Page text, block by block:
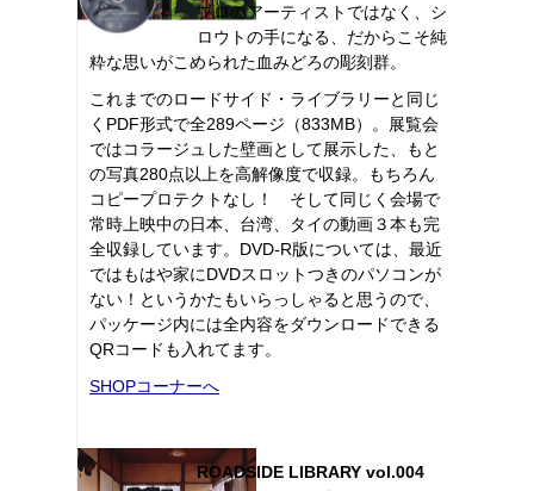
プロのアーティストではなく、シ
ロウトの手になる、だからこそ純
粋な思いがこめられた血みどろの彫刻群。
これまでのロードサイド・ライブラリーと同じ
くPDF形式で全289ページ（833MB）。展覧会
ではコラージュした壁画として展示した、もと
の写真280点以上を高解像度で収録。もちろん
コピープロテクトなし！ そして同じく会場で
常時上映中の日本、台湾、タイの動画３本も完
全収録しています。DVD-R版については、最近
ではもはや家にDVDスロットつきのパソコンが
ない！というかたもいらっしゃると思うので、
パッケージ内には全内容をダウンロードできる
QRコードも入れてます。
SHOPコーナーへ
ROADSIDE LIBRARY vol.004